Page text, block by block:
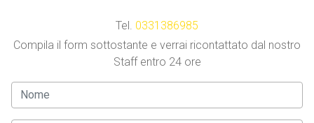
Tel. 0331386985
Compila il form sottostante e verrai ricontattato dal nostro
Staff entro 24 ore